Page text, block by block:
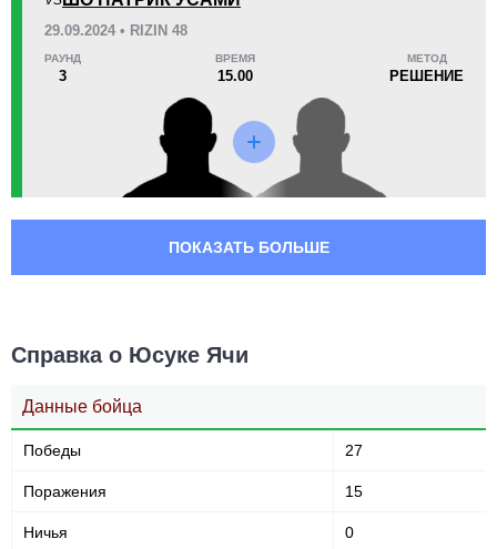
29.09.2024 • RIZIN 48
РАУНД
3
ВРЕМЯ
15.00
МЕТОД
РЕШЕНИЕ
ПОКАЗАТЬ БОЛЬШЕ
Справка о Юсуке Ячи
Данные бойца
Победы 27
Поражения 15
Ничья 0